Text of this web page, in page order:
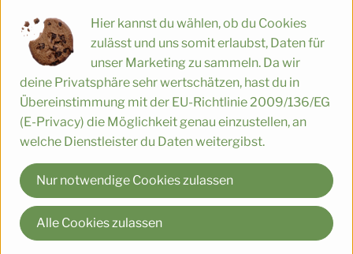
Herkunft
Hersteller: Voelkel
DV
Voelkel GmbH
D 29478 Höhbeck
In unserer familiengeführten Naturkostsafterei im Norden
Deutschlands machen wir Saft so, dass alle etwas davon
haben: Unsere Kund*innen, Mitarbeiter*innen,
Hier kannst du wählen, ob du Cookies
zulässt und uns somit erlaubst, Daten für
unser Marketing zu sammeln. Da wir
deine Privatsphäre sehr wertschätzen, hast du in
Übereinstimmung mit der EU-Richtlinie 2009/136/EG
(E-Privacy) die Möglichkeit genau einzustellen, an
welche Dienstleister du Daten weitergibst.
Nur notwendige Cookies zulassen
Alle Cookies zulassen